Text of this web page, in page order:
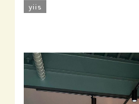
yiis